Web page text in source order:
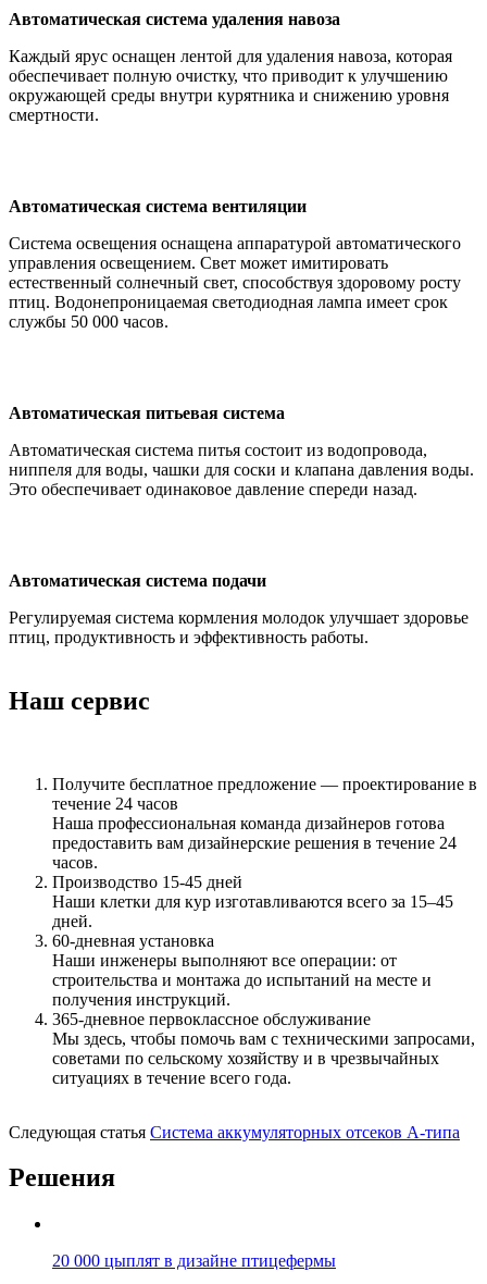
Автоматическая система удаления навоза
Каждый ярус оснащен лентой для удаления навоза, которая
обеспечивает полную очистку, что приводит к улучшению
окружающей среды внутри курятника и снижению уровня
смертности.
Автоматическая система вентиляции
Система освещения оснащена аппаратурой автоматического
управления освещением. Свет может имитировать
естественный солнечный свет, способствуя здоровому росту
птиц. Водонепроницаемая светодиодная лампа имеет срок
службы 50 000 часов.
Автоматическая питьевая система
Автоматическая система питья состоит из водопровода,
ниппеля для воды, чашки для соски и клапана давления воды.
Это обеспечивает одинаковое давление спереди назад.
Автоматическая система подачи
Регулируемая система кормления молодок улучшает здоровье
птиц, продуктивность и эффективность работы.
Наш сервис
Получите бесплатное предложение — проектирование в
течение 24 часов
Наша профессиональная команда дизайнеров готова
предоставить вам дизайнерские решения в течение 24
часов.
Производство 15-45 дней
Наши клетки для кур изготавливаются всего за 15–45
дней.
60-дневная установка
Наши инженеры выполняют все операции: от
строительства и монтажа до испытаний на месте и
получения инструкций.
365-дневное первоклассное обслуживание
Мы здесь, чтобы помочь вам с техническими запросами,
советами по сельскому хозяйству и в чрезвычайных
ситуациях в течение всего года.
Следующая статья Система аккумуляторных отсеков A-типа
Решения
20 000 цыплят в дизайне птицефермы